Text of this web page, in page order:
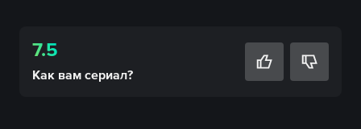
7.5
Как вам сериал?